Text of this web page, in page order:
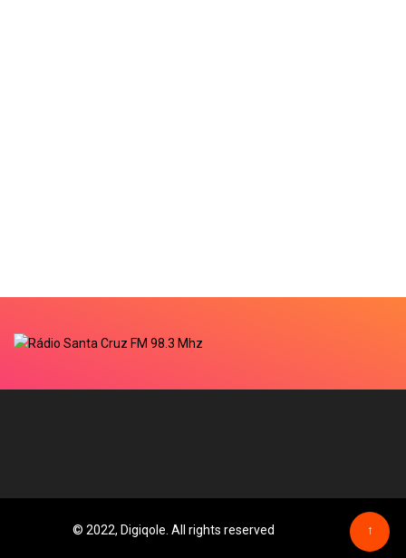
© 2022, Digiqole. All rights reserved ↑